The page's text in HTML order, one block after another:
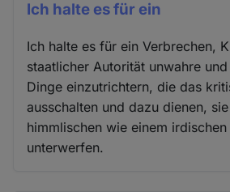
Ich halte es für ein
Ich halte es für ein Verbrechen,
staatlicher Autorität unwahre
Dinge einzutrichtern, die das
ausschalten und dazu dienen,
himmlischen wie einem
unterwerfen.